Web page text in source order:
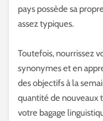
pays possède sa
assez typiques.
Toutefois, nourrissez
synonymes et en
des objectifs à la
quantité de nouveaux
votre bagage